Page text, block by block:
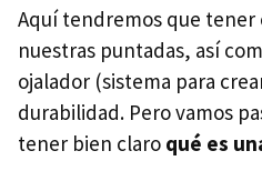
Aquí tendremos que
nuestras puntadas, así
ojalador (sistema para
durabilidad. Pero vamos
tener bien claro qué es